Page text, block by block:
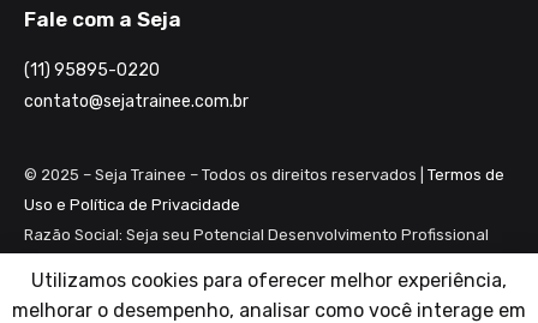
Fale com a Seja
(11) 95895-0220
contato@sejatrainee.com.br
© 2025 – Seja Trainee – Todos os direitos reservados | Termos de
Uso e Política de Privacidade
Razão Social: Seja seu Potencial Desenvolvimento Profissional
CNPJ: 28.461.983/0001-82
Utilizamos cookies para oferecer melhor experiência,
melhorar o desempenho, analisar como você interage em